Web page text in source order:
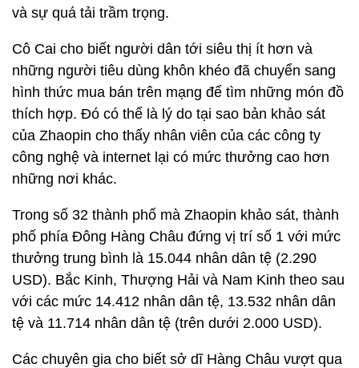
và sự quá tải trầm trọng.
Cô Cai cho biết người dân tới siêu thị ít hơn và
những người tiêu dùng khôn khéo đã chuyển sang
hình thức mua bán trên mạng để tìm những món đồ
thích hợp. Đó có thể là lý do tại sao bản khảo sát
của Zhaopin cho thấy nhân viên của các công ty
công nghệ và internet lại có mức thưởng cao hơn
những nơi khác.
Trong số 32 thành phố mà Zhaopin khảo sát, thành
phố phía Đông Hàng Châu đứng vị trí số 1 với mức
thưởng trung bình là 15.044 nhân dân tệ (2.290
USD). Bắc Kinh, Thượng Hải và Nam Kinh theo sau
với các mức 14.412 nhân dân tệ, 13.532 nhân dân
tệ và 11.714 nhân dân tệ (trên dưới 2.000 USD).
Các chuyên gia cho biết sở dĩ Hàng Châu vượt qua